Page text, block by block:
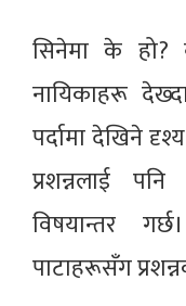
सिनेमा के हो?
नायिकाहरू
पर्दामा देखिने
प्रशन्नलाई
विषयान्तर
पाटाहरूसँग